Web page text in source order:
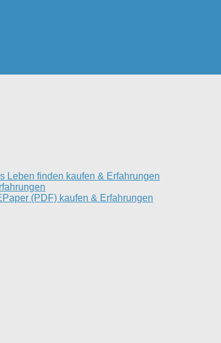
Leben finden kaufen & Erfahrungen
(PDF) kaufen & Erfahrungen